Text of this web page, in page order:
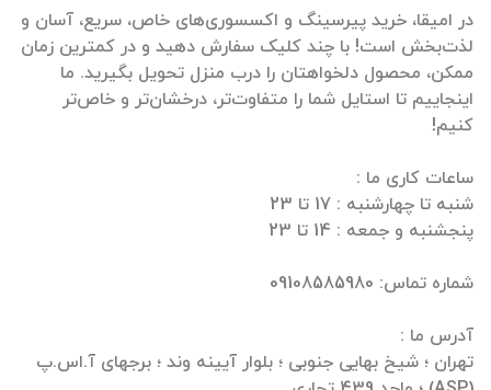
امیقا، خرید پیرسینگ و اکسسوری‌های خاص، سریع، آسان و
است! با چند کلیک سفارش دهید و در کمترین زمان
محصول دلخواهتان را درب منزل تحویل بگیرید. ما
تا استایل شما را متفاوت‌تر، درخشان‌تر و خاص‌تر
؛ شیخ بهایی جنوبی ؛ بلوار آیینه وند ؛ برجهای آ.اس.پ